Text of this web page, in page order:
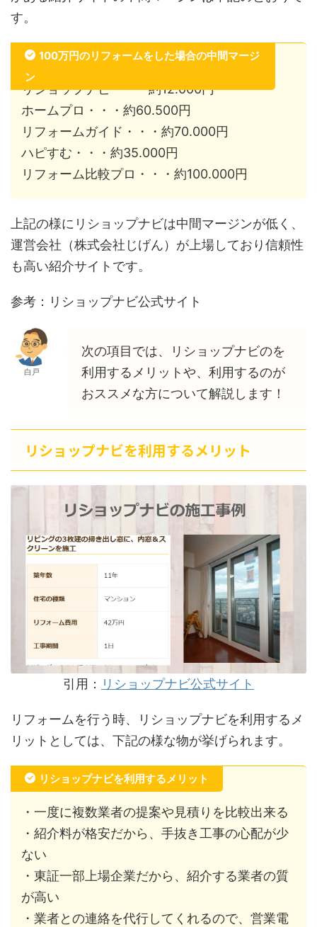
す。
100万円のリフォームをした場合の中間マージ
ン
リショップナビ・・・約12.000円
ホームプロ・・・約60.500円
リフォームガイド・・・約70.000円
ハピすむ・・・約35.000円
リフォーム比較プロ・・・約100.000円
上記の様にリショップナビは中間マージンが低く、
運営会社（株式会社じげん）が上場しており信頼性
も高い紹介サイトです。
参考：リショップナビ公式サイト
白戸
次の項目では、リショップナビのを
利用するメリットや、利用するのが
おススメな方について解説します！
リショップナビを利用するメリット
引用： リショップナビ公式サイト
リフォームを行う時、リショップナビを利用するメ
リットとしては、下記の様な物が挙げられます。
リショップナビを利用するメリット
・一度に複数業者の提案や見積りを比較出来る
・紹介料が格安だから、手抜き工事の心配が少
ない
・東証一部上場企業だから、紹介する業者の質
が高い
・業者との連絡を代行してくれるので、営業電